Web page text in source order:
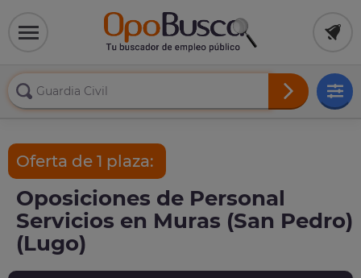
Oferta de 1 plaza:
Oposiciones de Personal
Servicios en Muras (San Pedro)
(Lugo)